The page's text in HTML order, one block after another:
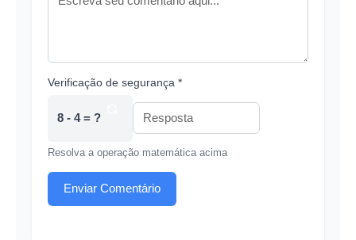
Verificação de segurança *
8 - 4 = ?
Resolva a operação matemática acima
Enviar Comentário